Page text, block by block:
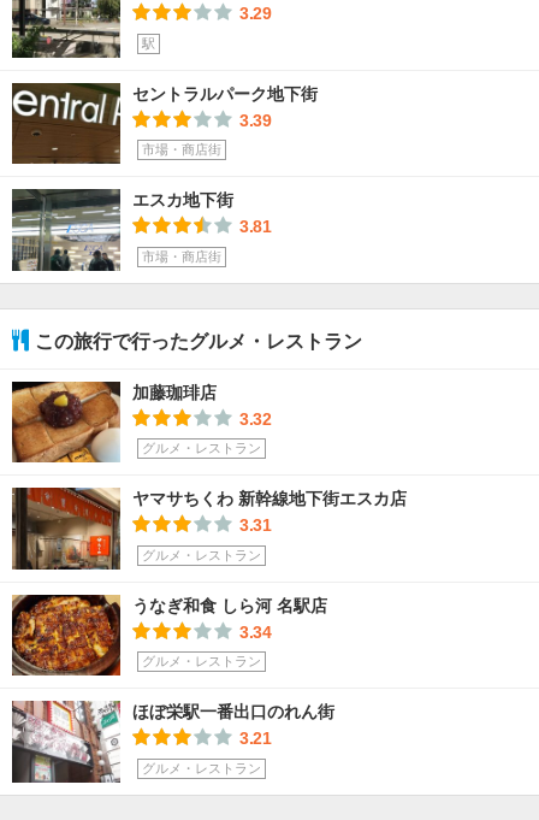
3.29
駅
セントラルパーク地下街
3.39
市場・商店街
エスカ地下街
3.81
市場・商店街
この旅行で行ったグルメ・レストラン
加藤珈琲店
3.32
グルメ・レストラン
ヤマサちくわ 新幹線地下街エスカ店
3.31
グルメ・レストラン
うなぎ和食 しら河 名駅店
3.34
グルメ・レストラン
ほぼ栄駅一番出口のれん街
3.21
グルメ・レストラン